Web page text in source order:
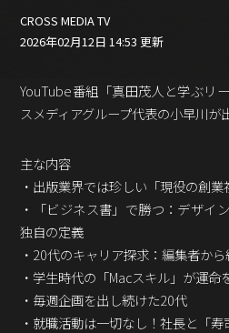
プロフェッショナル対談
コンディショニング
編集4.0
ラジオ
Podcast番組
「ビジネス・ブック・アカ
Podcast番組
「小早川幸一郎の編集
Podcast番組
「東京広報大学」
CROSS MEDIA TV
2026年02月12日 14:53 更新
YouTube番組「真田茂人と学ぶリ
スメディアグループ代表の小早川が
主な内容
・出版業界では珍しい「現役の創
・
「ビジネス書」で勝つ：デザイ
独自の定義
・ 20代のキャリア探求：編集者か
・ 学生時代の「Macスキル」が運命
・ 毎週企画を出し続けた20代
・ 就職活動は一切なし！社長と「